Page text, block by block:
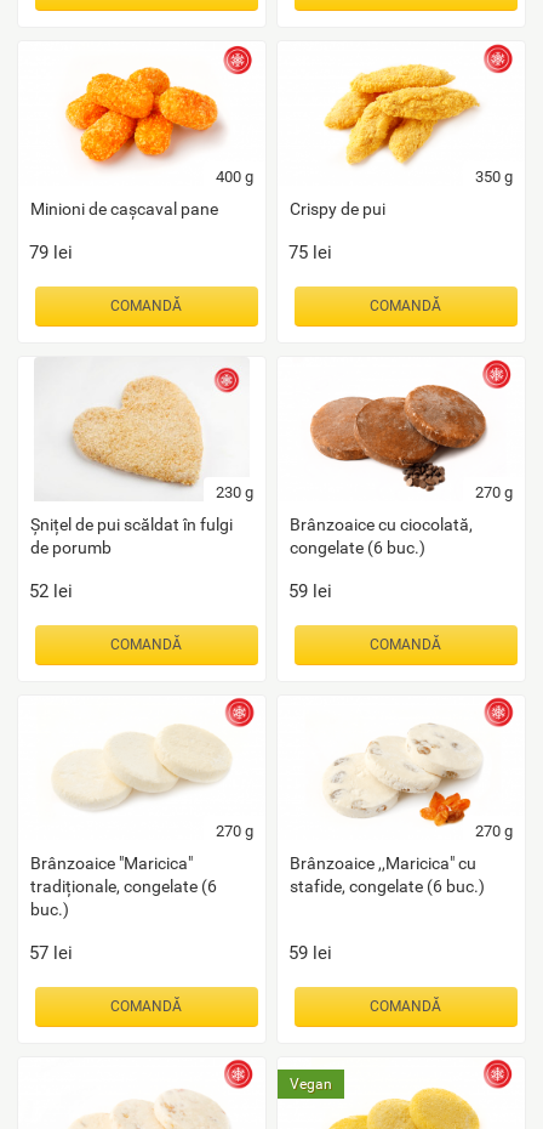
400 g
Minioni de cașcaval pane
79 lei
COMANDĂ
350 g
Crispy de pui
75 lei
COMANDĂ
230 g
Șnițel de pui scăldat în fulgi
de porumb
52 lei
COMANDĂ
270 g
Brânzoaice cu ciocolată,
congelate (6 buc.)
59 lei
COMANDĂ
270 g
Brânzoaice "Maricica"
tradiționale, congelate (6
buc.)
57 lei
COMANDĂ
270 g
Brânzoaice ,,Maricica" cu
stafide, congelate (6 buc.)
59 lei
COMANDĂ
Vegan